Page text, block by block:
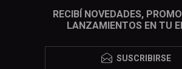
RECIBÍ NOVEDADES,
LANZAMIENTOS EN TU
SUSCRIBIRSE